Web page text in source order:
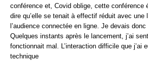
conférence et, Covid oblige, cette conférence
dire qu’elle se tenait à effectif réduit avec une
l’audience connectée en ligne. Je devais
Quelques instants après le lancement, j’ai
fonctionnait mal. L’interaction difficile que j’ai
technique